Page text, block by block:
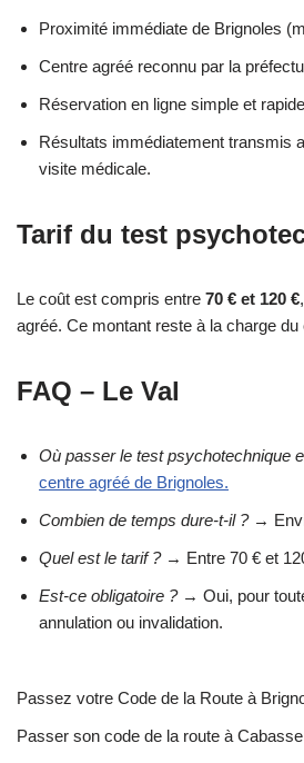
Proximité immédiate de Brignoles
Centre agréé reconnu par la
Réservation en ligne simple et
Résultats immédiatement transmis
visite médicale.
Tarif du test
Le coût est compris entre 70 € et 120 €
agréé. Ce montant reste à la charge du
FAQ – Le Val
Où passer le test psychotechnique
centre agréé de Brignoles.
Combien de temps dure-t-il ?→
Quel est le tarif ?→ Entre 70 € et
Est-ce obligatoire ?→ Oui, pour
annulation ou invalidation.
Passez votre Code de la Route à
Passer son code de la route à Cabasse